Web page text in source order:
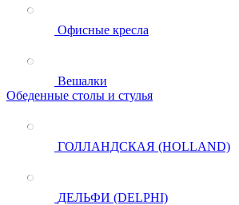
Офисные кресла
Вешалки
Обеденные столы и стулья
ГОЛЛАНДСКАЯ (HOLLAND)
ДЕЛЬФИ (DELPHI)